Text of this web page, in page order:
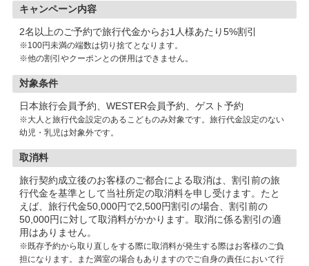
キャンペーン内容
2名以上のご予約で旅行代金からお1人様あたり5%割引
※100円未満の端数は切り捨てとなります。
※他の割引やクーポンとの併用はできません。
対象条件
日本旅行会員予約、WESTER会員予約、ゲスト予約
※大人と旅行代金設定のあるこどものみ対象です。旅行代金設定のない
幼児・乳児は対象外です。
取消料
旅行契約成立後のお客様のご都合による取消は、割引前の旅
行代金を基準として当社所定の取消料を申し受けます。たと
えば、旅行代金50,000円で2,500円割引の場合、割引前の
50,000円に対して取消料がかかります。取消に係る割引の適
用はありません。
※既存予約から取り直しをする際に取消料が発生する際はお客様のご負
担になります。また満室の場合もありますのでご自身の責任において行